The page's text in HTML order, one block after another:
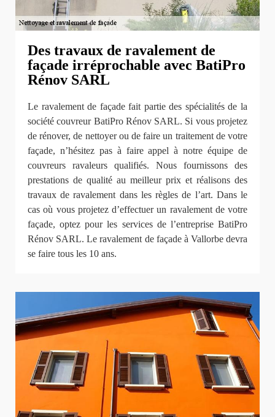
Des travaux de ravalement de
façade irréprochable avec BatiPro
Rénov SARL
Le ravalement de façade fait partie des spécialités de la
société couvreur BatiPro Rénov SARL. Si vous projetez
de rénover, de nettoyer ou de faire un traitement de votre
façade, n’hésitez pas à faire appel à notre équipe de
couvreurs ravaleurs qualifiés. Nous fournissons des
prestations de qualité au meilleur prix et réalisons des
travaux de ravalement dans les règles de l’art. Dans le
cas où vous projetez d’effectuer un ravalement de votre
façade, optez pour les services de l’entreprise BatiPro
Rénov SARL. Le ravalement de façade à Vallorbe devra
se faire tous les 10 ans.